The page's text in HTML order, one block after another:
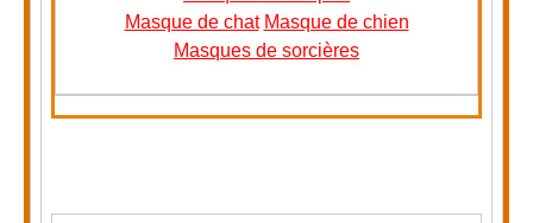
Masque de chat Masque de chien
Masques de sorcières